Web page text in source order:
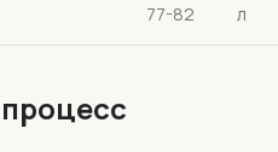
77-82 л